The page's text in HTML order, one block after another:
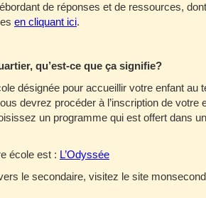
de réponses et de ressources,
en cliquant ici.
qu’est-ce que ça signifie?
désignée pour accueillir votre enfant au
devrez procéder à l’inscription de votre
un programme qui est offert dans
école est : L’Odyssée
le secondaire, visitez le site